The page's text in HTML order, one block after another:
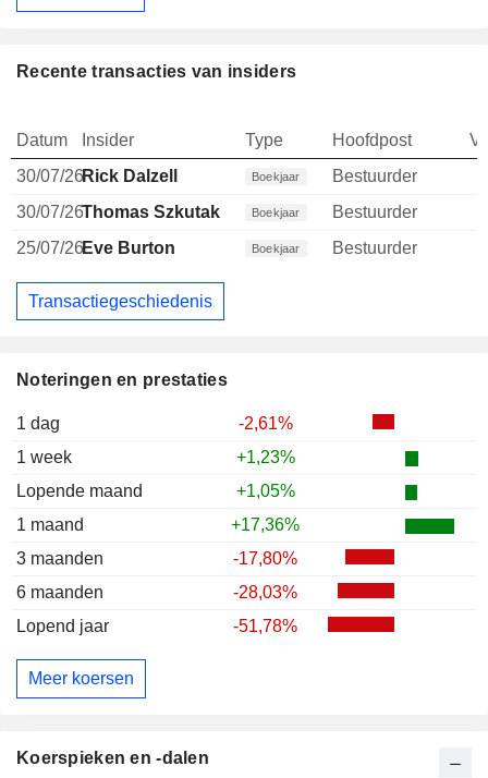
Noteringen en prestaties
1 dag
-2,61%
1 week
+1,23%
Lopende maand
+1,05%
1 maand
+17,36%
3 maanden
-17,80%
6 maanden
-28,03%
Lopend jaar
-51,78%
Meer koersen
Koerspieken en -dalen
Recente transacties van insiders
Datum Insider Type Hoofdpost
30/07/26Rick Dalzell Boekjaar
Bestuurder
30/07/26Thomas Szkutak Boekjaar
Bestuurder
25/07/26Eve Burton Boekjaar Bestuurder
Transactiegeschiedenis